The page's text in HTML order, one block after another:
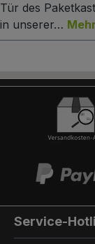
Tür des
in unserer… Mehr
Service-